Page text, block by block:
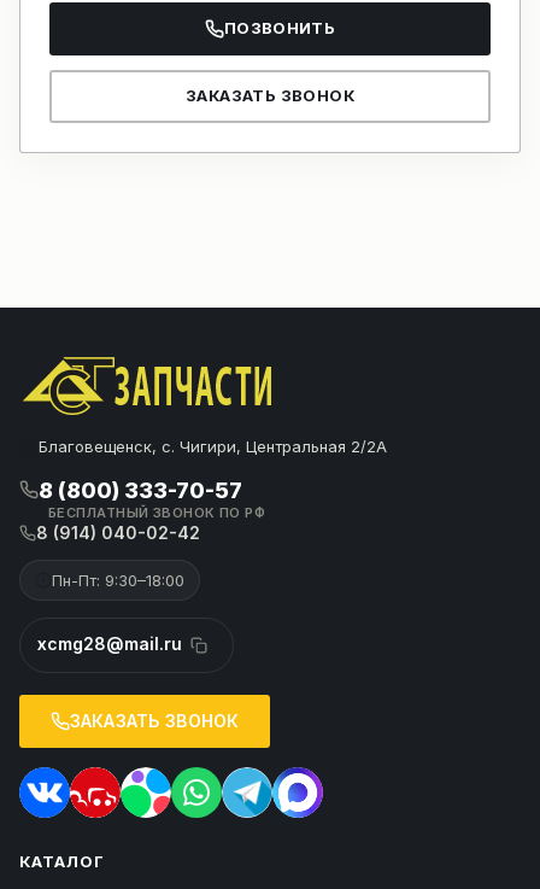
ПОЗВОНИТЬ
ЗАКАЗАТЬ ЗВОНОК
Благовещенск, с. Чигири, Центральная 2/2А
8 (800) 333-70-57
БЕСПЛАТНЫЙ ЗВОНОК ПО РФ
8 (914) 040-02-42
Пн-Пт: 9:30–18:00
xcmg28@mail.ru
ЗАКАЗАТЬ ЗВОНОК
КАТАЛОГ